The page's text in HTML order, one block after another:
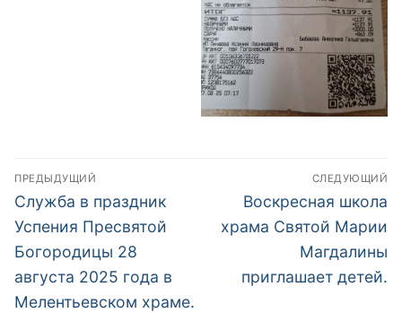
Навигация
по
записям
ПРЕДЫДУЩИЙ
Предыдущая
запись:
Служба в праздник
Успения Пресвятой
Богородицы 28
августа 2025 года в
Мелентьевском храме.
СЛЕДУЮЩИЙ
Следующая
запись:
Воскресная школа
храма Святой Марии
Магдалины
приглашает детей.